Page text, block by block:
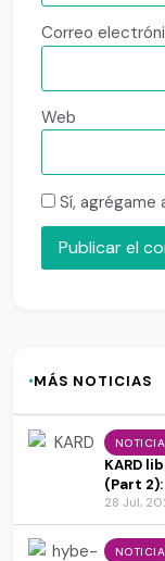
Correo
Web
Sí,
·MÁS NOTICIAS
KARD
(Part 2):
28 Jul,